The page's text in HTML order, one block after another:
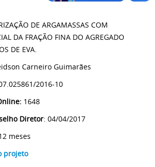
DE ARGAMASSAS COM
DA FRAÇÃO FINA DO AGREGADO
DE EVA.
Carneiro Guimarães
2016-10
1648
Diretor: 04/04/2017
meses
projeto